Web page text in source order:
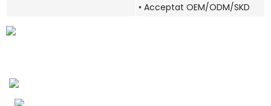
• Acceptat OEM/ODM/SKD